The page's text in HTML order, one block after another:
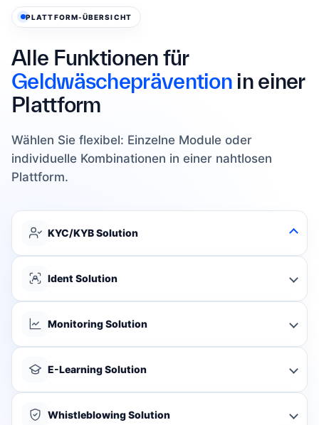
PLATTFORM-ÜBERSICHT
Alle Funktionen für
Geldwäscheprävention in einer
Plattform
Wählen Sie flexibel: Einzelne Module oder
individuelle Kombinationen in einer nahtlosen
Plattform.
KYC/KYB Solution
Ident Solution
Monitoring Solution
E-Learning Solution
Whistleblowing Solution